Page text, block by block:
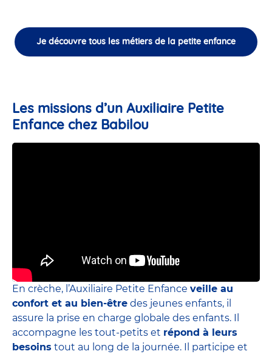
Je découvre tous les métiers de la petite enfance
Les missions d’un Auxiliaire Petite
Enfance chez Babilou
En crèche, l’Auxiliaire Petite Enfance veille au
confort et au bien-être des jeunes enfants, il
assure la prise en charge globale des enfants. Il
accompagne les tout-petits et répond à leurs
besoins tout au long de la journée. Il participe et